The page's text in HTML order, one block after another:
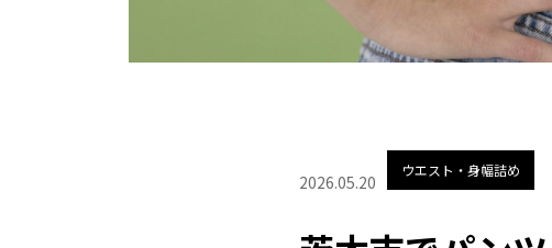
2026.05.20
ウエスト・身幅詰め